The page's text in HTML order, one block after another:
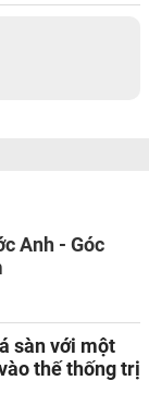
Anh - Góc
sàn với một
thế thống trị